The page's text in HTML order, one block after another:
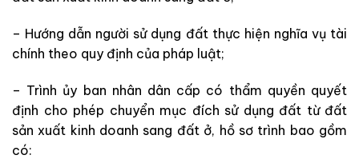
– Hướng dẫn người sử dụng đất thực hiện nghĩa vụ tài
chính theo quy định của pháp luật;
– Trình ủy ban nhân dân cấp có thẩm quyền quyết
định cho phép chuyển mục đích sử dụng đất từ đất
sản xuất kinh doanh sang đất ở, hồ sơ trình bao gồm
có: